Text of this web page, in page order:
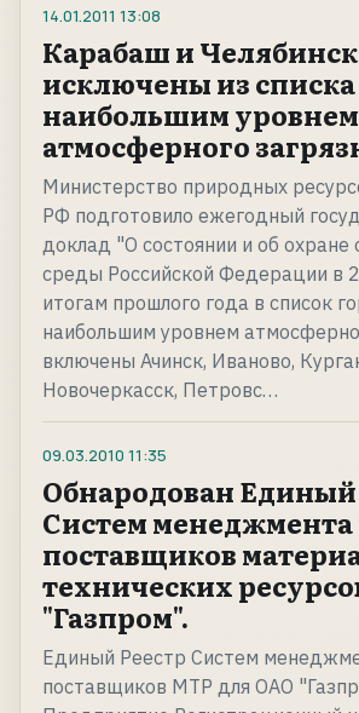
14.01.2011 13:08
Карабаш и Челябинск
исключены из списка
наибольшим уровнем
атмосферного
Министерство природных
РФ подготовило ежегодный
доклад "О состоянии и об
среды Российской Федерации в
итогам прошлого года в список
наибольшим уровнем
включены Ачинск, Иваново,
Новочеркасск, Петровс…
09.03.2010 11:35
Обнародован Единый
Систем менеджмента
поставщиков
технических
"Газпром".
Единый Реестр Систем
поставщиков МТР для ОАО